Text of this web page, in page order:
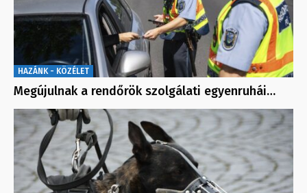
HAZÁNK - KÖZÉLET
Megújulnak a rendőrök szolgálati egyenruhái…